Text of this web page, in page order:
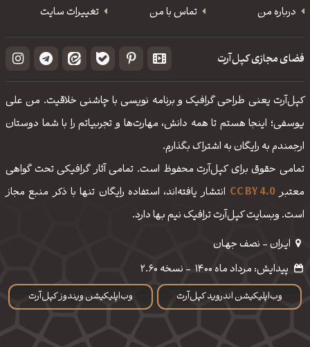
درباره من
تماس با من تغییرات سایت
فضای مجازی کپل‌آرت
کپل‌آرت یعنی طراحی گرافیک و برنامه نویسی با چاشنی خلاقیت. من علی
یوسفی؛ اینجا هستم تا همه دانش، مهارت‌‌ها و تجربیاتم را با شما دوستان
ارجمندم به رایگان به اشتراک بگذارم.
تمامی حقوق برای کپل‌آرت محفوظ است. تمامی آثار گرافیکی تحت گواهی
معتبرCC BY 4.0 انتشار یافته‌اند، استفاده رایگان تنها با ذکر منبع مجاز
است. وبسایت کپل‌آرت ترافیک نیم بها دارد.
ایـران - نصف جهـان
وب‌اپلیکیشن اندروید کپل‌آرت وب‌اپلیکیشن ویندوز کپل‌آرت
پیدایش: مرداد ماه 1400 - نسخه 2.60